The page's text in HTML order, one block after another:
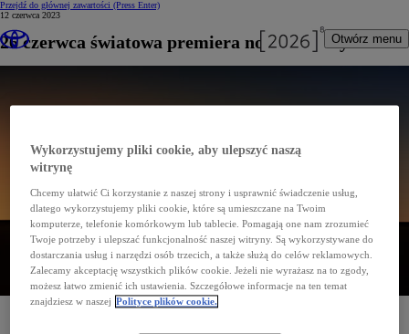
Przejdź do głównej zawartości (Press Enter)
Otwórz menu
12 czerwca 2023
26 czerwca światowa premiera nowej Toyoty C-HR
Przed nami światowa premiera nowej generacji Toyoty C-HR, która odbędzie się już 26 czerwca
Wykorzystujemy pliki cookie, aby ulepszyć naszą
witrynę
Chcemy ułatwić Ci korzystanie z naszej strony i usprawnić świadczenie usług,
dlatego wykorzystujemy pliki cookie, które są umieszczane na Twoim
komputerze, telefonie komórkowym lub tablecie. Pomagają one nam zrozumieć
Twoje potrzeby i ulepszać funkcjonalność naszej witryny. Są wykorzystywane do
dostarczania usług i narzędzi osób trzecich, a także służą do celów reklamowych.
Zalecamy akceptację wszystkich plików cookie. Jeżeli nie wyrażasz na to zgody,
możesz łatwo zmienić ich ustawienia. Szczegółowe informacje na ten temat
znajdziesz w naszej Polityce plików cookie.